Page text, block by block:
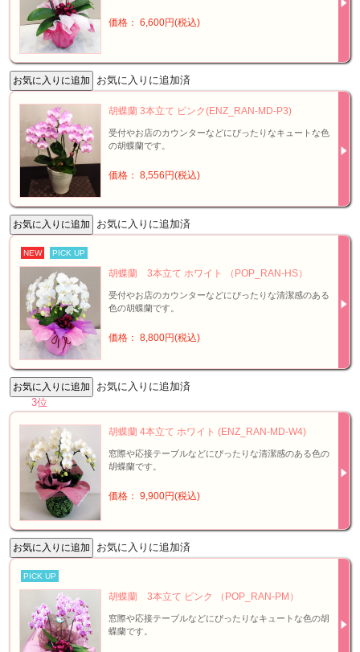
価格： 6,600円(税込)
お気に入りに追加済
胡蝶蘭 3本立て ピンク(ENZ_RAN-MD-P3)
受付やお店のカウンターなどにぴったりなキュートな色
の胡蝶蘭です。
価格： 8,556円(税込)
お気に入りに追加済
NEW PICK UP
胡蝶蘭 3本立て ホワイト （POP_RAN-HS）
受付やお店のカウンターなどにぴったりな清潔感のある
色の胡蝶蘭です。
価格： 8,800円(税込)
お気に入りに追加済
3位
胡蝶蘭 4本立て ホワイト (ENZ_RAN-MD-W4)
窓際や応接テーブルなどにぴったりな清潔感のある色の
胡蝶蘭です。
価格： 9,900円(税込)
お気に入りに追加済
PICK UP
胡蝶蘭 3本立て ピンク （POP_RAN-PM）
窓際や応接テーブルなどにぴったりなキュートな色の胡
蝶蘭です。